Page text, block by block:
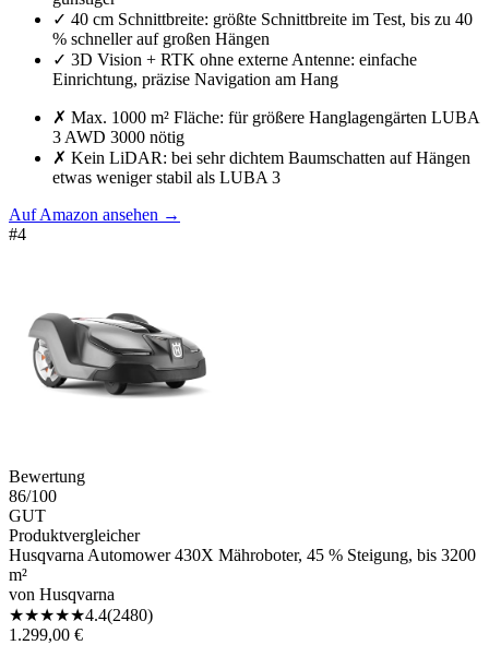
✓ 40 cm Schnittbreite: größte Schnittbreite im Test, bis zu 40
% schneller auf großen Hängen
✓ 3D Vision + RTK ohne externe Antenne: einfache
Einrichtung, präzise Navigation am Hang
✗ Max. 1000 m² Fläche: für größere Hanglagengärten LUBA
3 AWD 3000 nötig
✗ Kein LiDAR: bei sehr dichtem Baumschatten auf Hängen
etwas weniger stabil als LUBA 3
Auf Amazon ansehen →
#4
Bewertung
86/100
GUT
Produktvergleicher
Husqvarna Automower 430X Mähroboter, 45 % Steigung, bis 3200
m²
von Husqvarna
★★★★★4.4(2480)
1.299,00 €